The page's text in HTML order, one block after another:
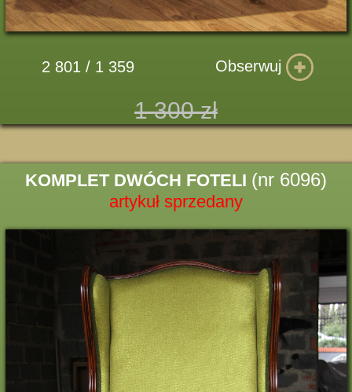
2 801 / 1 359 Obserwuj
1 300 zł
KOMPLET DWÓCH FOTELI (nr 6096)
artykuł sprzedany